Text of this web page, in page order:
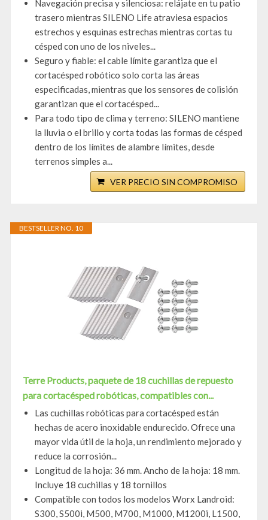
Navegación precisa y silenciosa: relájate en tu patio
trasero mientras SILENO Life atraviesa espacios
estrechos y esquinas estrechas mientras cortas tu
césped con uno de los niveles...
Seguro y fiable: el cable límite garantiza que el
cortacésped robótico solo corta las áreas
especificadas, mientras que los sensores de colisión
garantizan que el cortacésped...
Para todo tipo de clima y terreno: SILENO mantiene
la lluvia o el brillo y corta todas las formas de césped
dentro de los límites de alambre límites, desde
terrenos simples a...
VER PRECIO SIN COMPROMISO
BESTSELLER NO. 10
Terre Products, paquete de 18 cuchillas de repuesto
para cortacésped robóticas, compatibles con...
Las cuchillas robóticas para cortacésped están
hechas de acero inoxidable endurecido. Ofrece una
mayor vida útil de la hoja, un rendimiento mejorado y
reduce la corrosión...
Longitud de la hoja: 36 mm. Ancho de la hoja: 18 mm.
Incluye 18 cuchillas y 18 tornillos
Compatible con todos los modelos Worx Landroid:
S300, S500i, M500, M700, M1000, M1200i, L1500,